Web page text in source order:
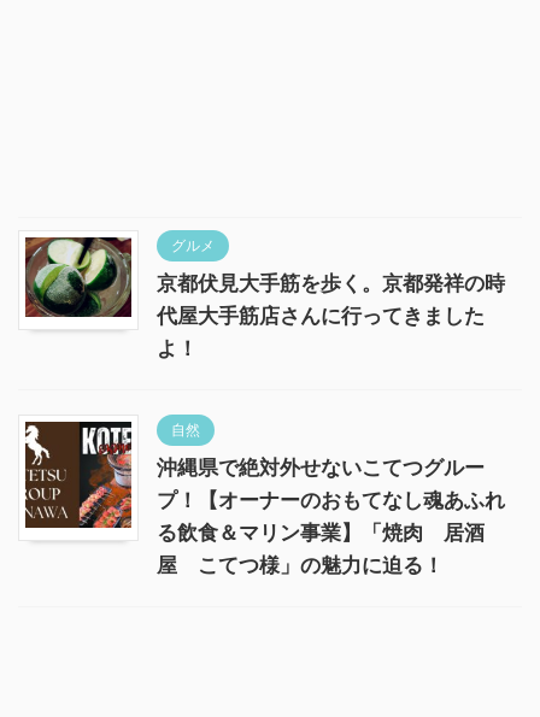
グルメ
京都伏見大手筋を歩く。京都発祥の時
代屋大手筋店さんに行ってきました
よ！
自然
沖縄県で絶対外せないこてつグルー
プ！【オーナーのおもてなし魂あふれ
る飲食＆マリン事業】「焼肉 居酒
屋 こてつ様」の魅力に迫る！